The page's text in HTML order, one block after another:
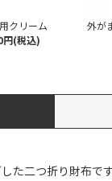
クリーム
円(税込)
外が
た二つ折り財布です